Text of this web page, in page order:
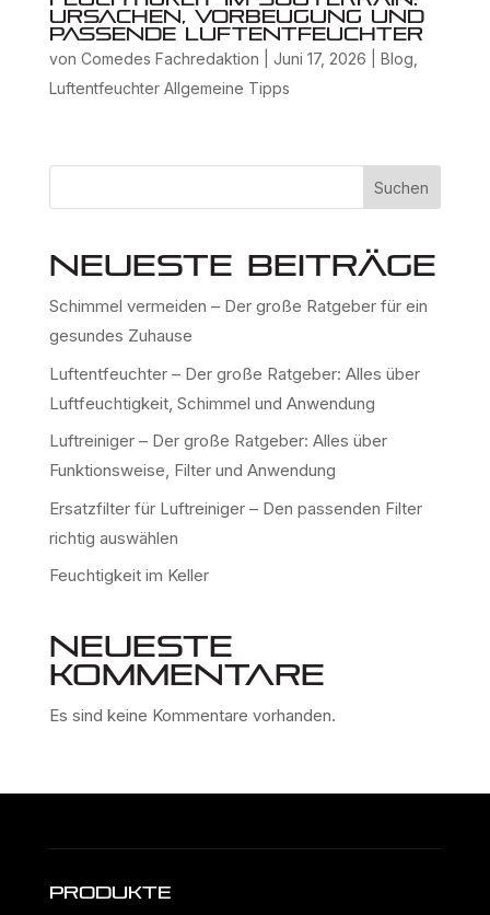
Ursachen, Vorbeugung und
passende Luftentfeuchter
von Comedes Fachredaktion Juni 17, 2026 Blog
Luftentfeuchter Allgemeine Tipps
Suchen
Neueste Beiträge
Schimmel vermeiden – Der große Ratgeber für ein
gesundes Zuhause
Luftentfeuchter – Der große Ratgeber: Alles über
Luftfeuchtigkeit, Schimmel und Anwendung
Luftreiniger – Der große Ratgeber: Alles über
Funktionsweise, Filter und Anwendung
Ersatzfilter für Luftreiniger – Den passenden Filter
richtig auswählen
Feuchtigkeit im Keller
Neueste
Kommentare
Es sind keine Kommentare vorhanden.
Produkte